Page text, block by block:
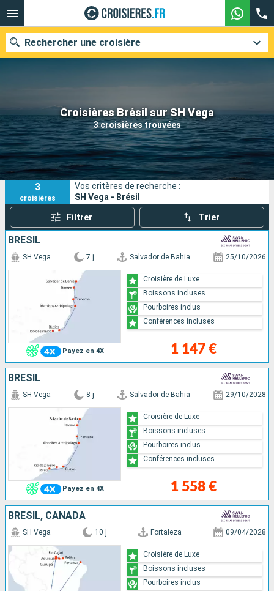
Croisières Brésil sur SH Vega
3 croisières trouvées
Rechercher une croisière
Nos destinations
Mois de départ
Ports Compagnies
Rechercher
3
croisières
Vos critères de recherche :
SH Vega - Brésil
Filtrer Trier
BRÉSIL
Payez en 4X
SH Vega 7 j Salvador de Bahia 25/10/2026
1 147 €
Croisière de Luxe
Boissons incluses
Pourboires inclus
Conférences incluses
BRÉSIL
Payez en 4X
SH Vega 8 j Salvador de Bahia 29/10/2028
1 558 €
Croisière de Luxe
Boissons incluses
Pourboires inclus
Conférences incluses
BRÉSIL, CANADA
SH Vega 10 j Fortaleza 09/04/2028
Croisière de Luxe
Boissons incluses
Pourboires inclus